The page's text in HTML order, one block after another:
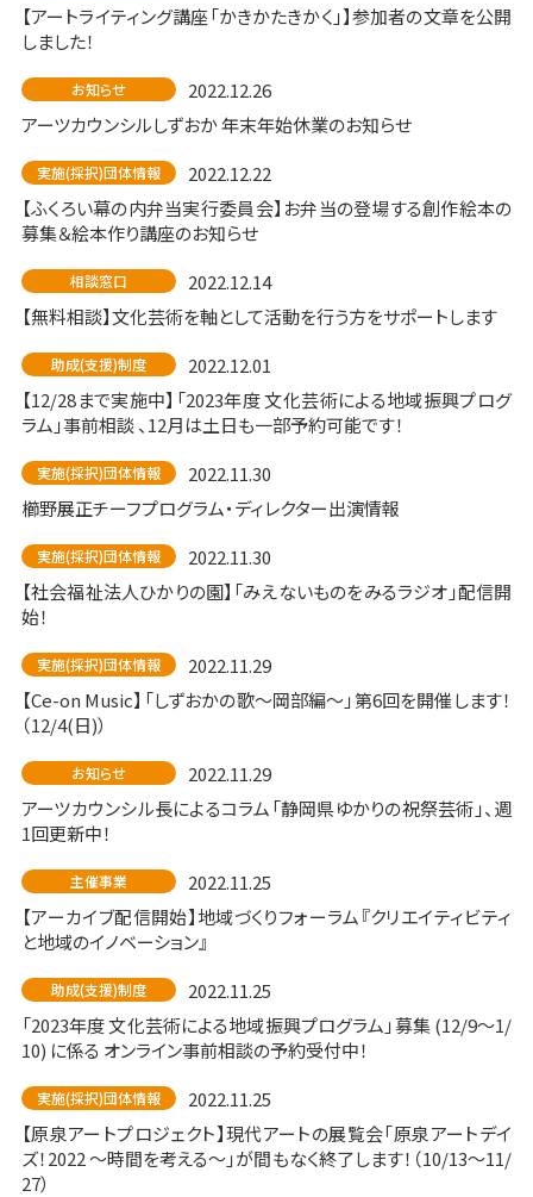
【アートライティング講座「かきかたきかく」】参加者の文章を公開
しました！
お知らせ
2022.12.26
アーツカウンシルしずおか 年末年始休業のお知らせ
実施(採択)団体情報
2022.12.22
【ふくろい幕の内弁当実行委員会】お弁当の登場する創作絵本の
募集＆絵本作り講座のお知らせ
相談窓口
2022.12.14
【無料相談】文化芸術を軸として活動を行う方をサポートします
助成(支援)制度
2022.12.01
【12/28まで実施中】「2023年度 文化芸術による地域振興プログ
ラム」事前相談 、12月は土日も一部予約可能です！
実施(採択)団体情報
2022.11.30
櫛野展正チーフプログラム・ディレクター出演情報
実施(採択)団体情報
2022.11.30
【社会福祉法人ひかりの園】「みえないものをみるラジオ」配信開
始！
実施(採択)団体情報
2022.11.29
【Ce-on Music】「しずおかの歌～岡部編～」第6回を開催します！
（12/4(日)）
お知らせ
2022.11.29
アーツカウンシル長によるコラム「静岡県ゆかりの祝祭芸術」、週
1回更新中！
主催事業
2022.11.25
【アーカイブ配信開始】地域づくりフォーラム『クリエイティビティ
と地域のイノベーション』
助成(支援)制度
2022.11.25
「2023年度 文化芸術による地域振興プログラム」募集 (12/9～1/
10) に係る オンライン事前相談の予約受付中！
実施(採択)団体情報
2022.11.25
【原泉アートプロジェクト】現代アートの展覧会「原泉アートデイ
ズ！2022 〜時間を考える〜」が間もなく終了します！（10/13～11/
27）